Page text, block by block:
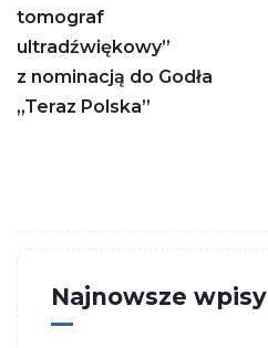
tomograf
ultradźwiękowy”
z nominacją do Godła
„Teraz Polska”
Najnowsze wpisy